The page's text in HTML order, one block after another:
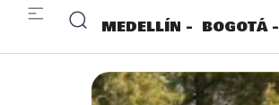
MEDELLÍN - BOGOTÁ -